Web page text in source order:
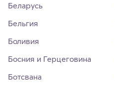
Беларусь
Бельгия
Боливия
Босния и Герцеговина
Ботсвана